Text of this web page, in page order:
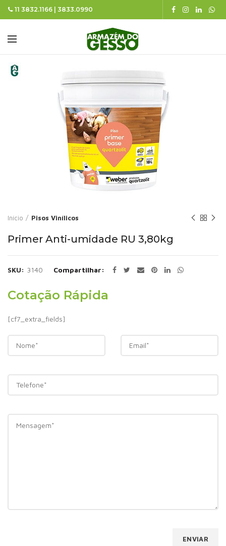
11 3832.1166 | 3833.0990
Início Pisos Vinílicos
Primer Anti-umidade RU 3,80kg
SKU: 3140 Compartilhar
Cotação Rápida
[cf7_extra_fields]